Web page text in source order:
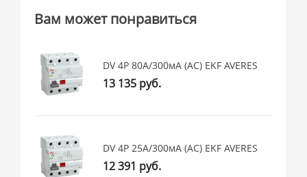
Вам может понравиться
DV 4P 80А/300мА (AC) EKF AVERES
13 135 руб.
DV 4P 25А/300мА (AC) EKF AVERES
12 391 руб.